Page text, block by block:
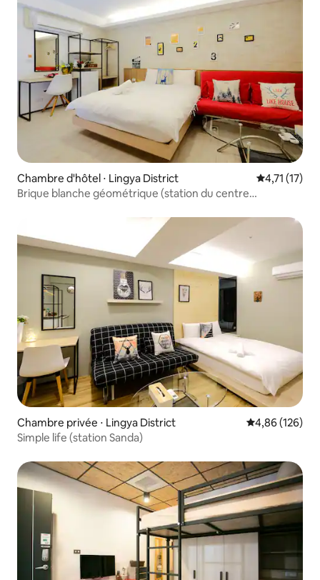
Chambre d'hôtel ⋅ Lingya District Évaluation
4,71 (17)
Brique blanche géométrique (station du centre
Chambre privée ⋅ Lingya District Évaluation
4,86 (126)
Simple life (station Sanda)